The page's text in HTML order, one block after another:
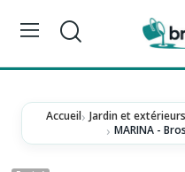
Accueil Jardin et extérieurs
MARINA -